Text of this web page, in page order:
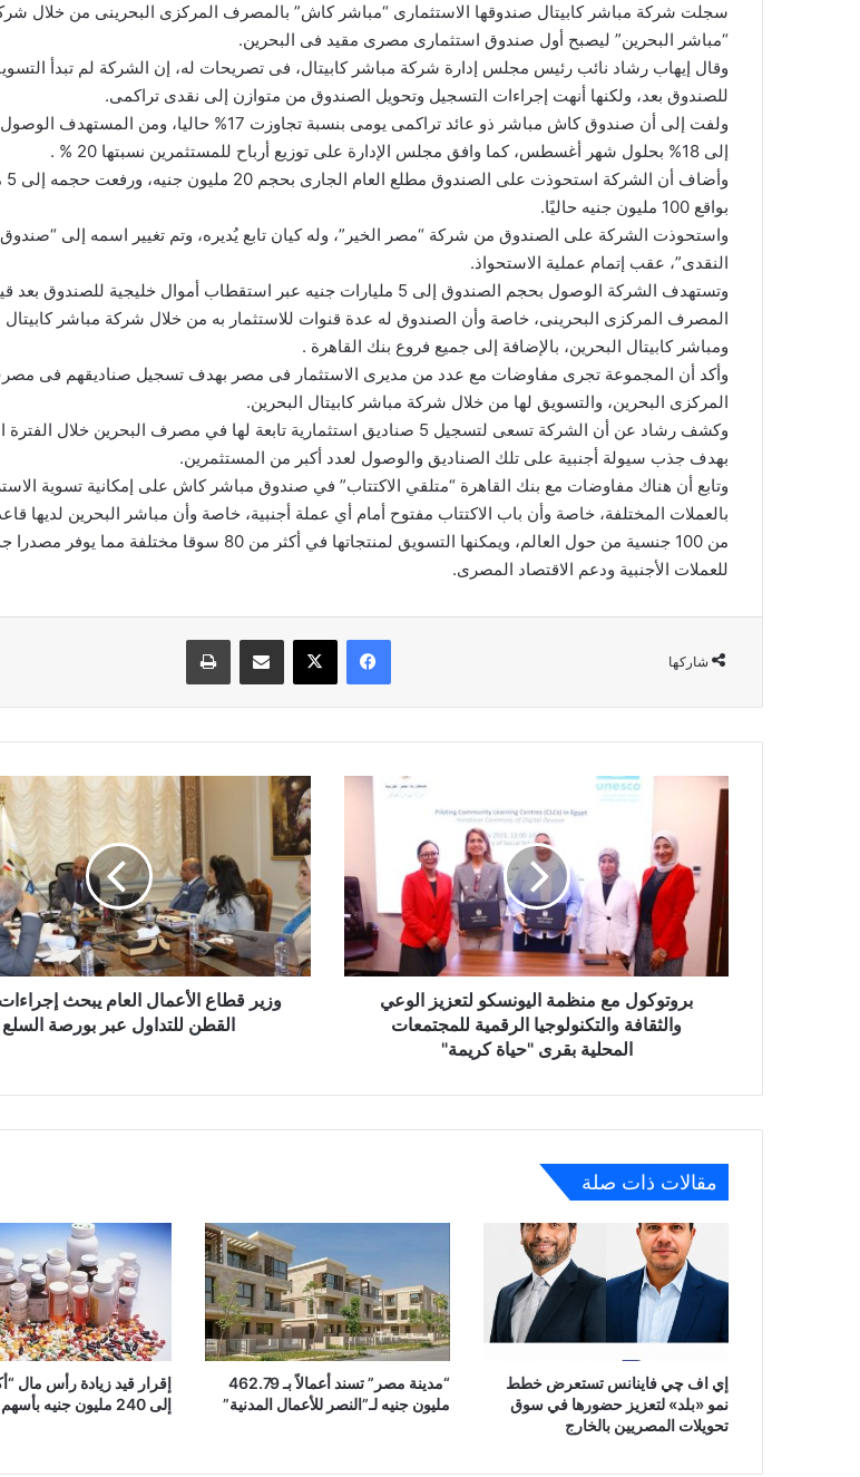
سجلت شركة مباشر كابيتال صندوقها الاستثمارى “مباشر كاش” بالمصرف المركزى البحرينى من خلال
“مباشر البحرين” ليصبح أول صندوق استثمارى مصرى مقيد فى البحرين.
وقال إيهاب رشاد نائب رئيس مجلس إدارة شركة مباشر كابيتال، فى تصريحات له، إن الشركة لم تبدأ
للصندوق بعد، ولكنها أنهت إجراءات التسجيل وتحويل الصندوق من متوازن إلى نقدى تراكمى.
ولفت إلى أن صندوق كاش مباشر ذو عائد تراكمى يومى بنسبة تجاوزت 17% حاليا، ومن
إلى 18% بحلول شهر أغسطس، كما وافق مجلس الإدارة على توزيع أرباح للمستثمرين نسبتها 20 % .
بواقع 100 مليون جنيه حاليًا.
واستحوذت الشركة على الصندوق من شركة “مصر الخير”، وله كيان تابع يُديره، وتم تغيير اسمه إلى
النقدى”، عقب إتمام عملية الاستحواذ.
وتستهدف الشركة الوصول بحجم الصندوق إلى 5 مليارات جنيه عبر استقطاب أموال خليجية للصندوق
المصرف المركزى البحرينى، خاصة وأن الصندوق له عدة قنوات للاستثمار به من خلال شركة مباشر
ومباشر كابيتال البحرين، بالإضافة إلى جميع فروع بنك القاهرة .
وأكد أن المجموعة تجرى مفاوضات مع عدد من مديرى الاستثمار فى مصر بهدف تسجيل صناديقهم فى
المركزى البحرين، والتسويق لها من خلال شركة مباشر كابيتال البحرين.
وكشف رشاد عن أن الشركة تسعى لتسجيل 5 صناديق استثمارية تابعة لها في مصرف البحرين خلال
بهدف جذب سيولة أجنبية على تلك الصناديق والوصول لعدد أكبر من المستثمرين.
وتابع أن هناك مفاوضات مع بنك القاهرة “متلقي الاكتتاب” في صندوق مباشر كاش على إمكانية تسوية
بالعملات المختلفة، خاصة وأن باب الاكتتاب مفتوح أمام أي عملة أجنبية، خاصة وأن مباشر البحرين لديها
من 100 جنسية من حول العالم، ويمكنها التسويق لمنتجاتها في أكثر من 80 سوقا مختلفة مما يوفر
للعملات الأجنبية ودعم الاقتصاد المصرى.
شاركها
فيسبوك ‫X مشاركة عبر البريد طباعة
بروتوكول
مع
منظمة
اليونسكو
لتعزيز
الوعي
والثقافة
والتكنولوجيا
الرقمية
للمجتمعاتبروتوكول مع منظمة اليونسكو لتعزيز الوعي
والثقافة والتكنولوجيا الرقمية للمجتمعات
المحلية بقرى "حياة كريمة"
وزير
قطاع
الأعمال
العام
يبحث
إجراءات
إدراج
القطن
للتداول
وزير قطاع الأعمال العام يبحث
القطن للتداول عبر بورصة السلع
مقالات ذات صلة
إي اف چي فاينانس تستعرض خطط
نمو «بلد» لتعزيز حضورها في سوق
تحويلات المصريين بالخارج
“مدينة مصر” تسند أعمالاً بـ 462.79
مليون جنيه لـ”النصر للأعمال المدنية”
إقرار قيد زيادة رأس مال
إلى 240 مليون جنيه بأسهم مجانية